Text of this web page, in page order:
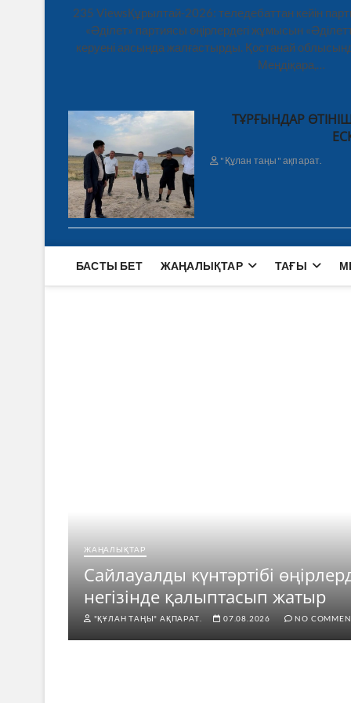
235 ViewsҚұрылтай-2026: теледебаттан кейін
«Әділет» партиясы өңірлердегі жұмысын
керуені аясында жалғастырды. Қостанай
Меңдіқара,…
ТҰРҒЫНДАР
"Құлан таңы" ақпарат.
БАСТЫ БЕТ ЖАҢАЛЫҚТАР ТАҒЫ
ЖАҢАЛЫҚТАР
Сайлауалды күнтәртібі
негізінде қалыптасып жатыр
"ҚҰЛАН ТАҢЫ" АҚПАРАТ. 07.08.2026 NO